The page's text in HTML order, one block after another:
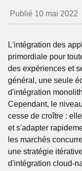
Publié 10 mai 2022
L'intégration des
primordiale pour
des expériences et
général, une seule
d'intégration
Cependant, le
cesse de croître :
et s'adapter
les marchés
une stratégie
d'intégration cloud-